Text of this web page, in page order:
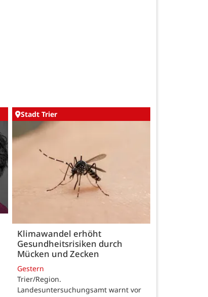
Stadt Trier
Klimawandel erhöht
Gesundheitsrisiken durch
Mücken und Zecken
Gestern
Trier/Region.
Landesuntersuchungsamt warnt vor